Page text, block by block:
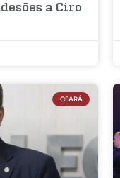
a Ciro
CEARÁ